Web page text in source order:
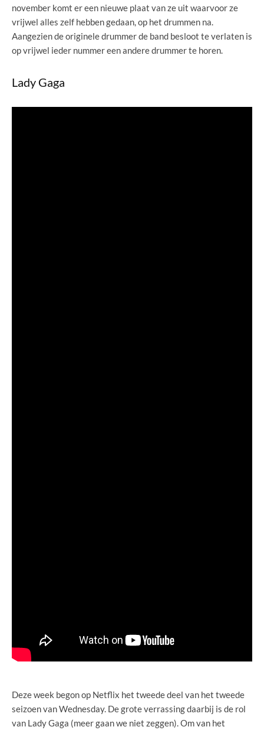
november komt er een nieuwe plaat van ze uit waarvoor ze
vrijwel alles zelf hebben gedaan, op het drummen na.
Aangezien de originele drummer de band besloot te verlaten is
op vrijwel ieder nummer een andere drummer te horen.
Lady Gaga
Deze week begon op Netflix het tweede deel van het tweede
seizoen van Wednesday. De grote verrassing daarbij is de rol
van Lady Gaga (meer gaan we niet zeggen). Om van het